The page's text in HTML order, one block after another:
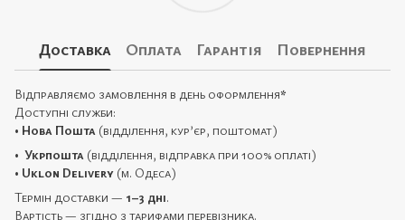
Доставка Оплата Гарантія Повернення
Відправляємо замовлення в день оформлення*
Доступні служби:
• Нова Пошта (відділення, кур’єр, поштомат)
• Укрпошта (відділення, відправка при 100% оплаті)
• Uklon Delivery (м. Одеса)
Термін доставки — 1–3 дні.
Вартість — згідно з тарифами перевізника.